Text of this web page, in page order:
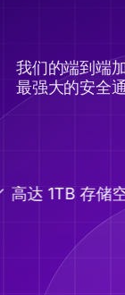
我们的端到端
最强大的安全
高达 1TB 存储